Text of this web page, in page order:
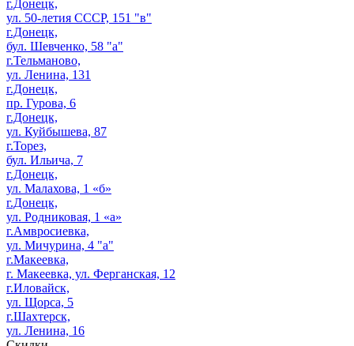
г.Донецк,
ул. 50-летия СССР, 151 "в"
г.Донецк,
бул. Шевченко, 58 "а"
г.Тельманово,
ул. Ленина, 131
г.Донецк,
пр. Гурова, 6
г.Донецк,
ул. Куйбышева, 87
г.Торез,
бул. Ильича, 7
г.Донецк,
ул. Малахова, 1 «б»
г.Донецк,
ул. Родниковая, 1 «а»
г.Амвросиевка,
ул. Мичурина, 4 "а"
г.Макеевка,
г. Макеевка, ул. Ферганская, 12
г.Иловайск,
ул. Щорса, 5
г.Шахтерск,
ул. Ленина, 16